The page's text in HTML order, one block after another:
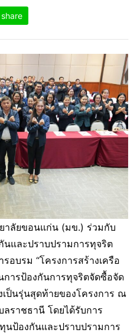
share
าลัยขอนแก่น (มข.) ร่วมกับ
และปราบปรามการทุจริต
อบรม “โครงการสร้างเครือ
การป้องกันการทุจริตจัดซื้อจัด
ป็นรุ่นสุดท้ายของโครงการ ณ
ราชธานี โดยได้รับการ
ป้องกันและปราบปรามการ